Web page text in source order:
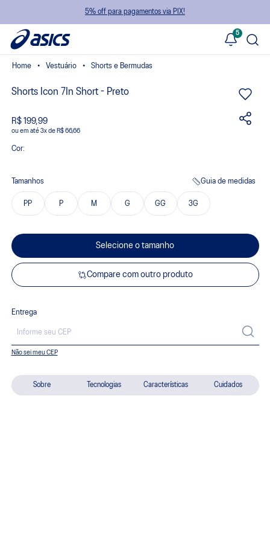
5% off para pagamentos via PIX!
5
Sobre Tecnologias Características Cuidados
Vestuário Shorts e Bermudas
Shorts Icon 7In Short - Preto
R$ 199,99
ou 3xde R$ 66,66
Cor:
Tamanhos Guia de medidas
PP P M G GG 3G
Selecione o tamanho
Compare com outro produto
Entrega
Não sei meu CEP